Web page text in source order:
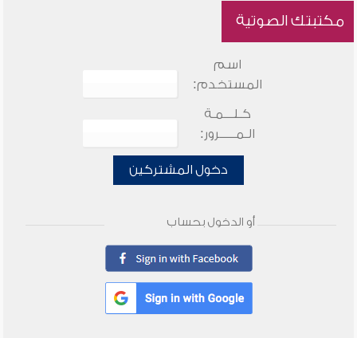
مكتبتك الصوتية
اسم
المستخدم:
كـلـــمـة
الـمـــــرور:
دخول المشتركين
أو الدخول بحساب